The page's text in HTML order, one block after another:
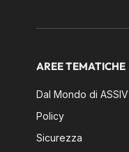
AREE TEMATICHE
Dal Mondo di ASSIV
Policy
Sicurezza